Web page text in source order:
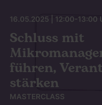
16.05.2025 | 12:00-
Schluss mit
führen,
stärken
MASTERCLASS